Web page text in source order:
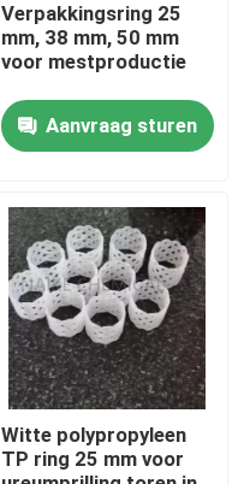
Verpakkingsring 25
mm, 38 mm, 50 mm
voor mestproductie
Aanvraag sturen
Witte polypropyleen
TP ring 25 mm voor